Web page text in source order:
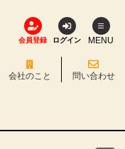
会員登録 ログイン MENU
会社のこと 問い合わせ